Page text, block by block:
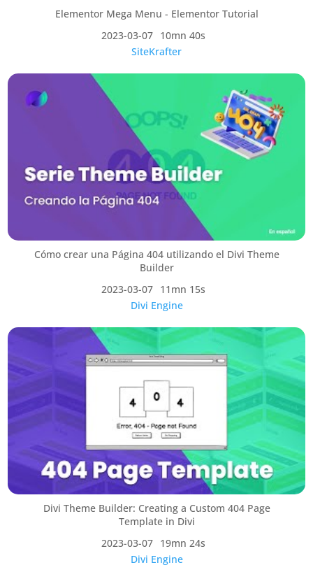
Elementor Mega Menu - Elementor Tutorial
2023-03-07
10mn 40s
SiteKrafter
Cómo crear una Página 404 utilizando el Divi Theme
Builder
2023-03-07
11mn 15s
Divi Engine
Divi Theme Builder: Creating a Custom 404 Page
Template in Divi
2023-03-07
19mn 24s
Divi Engine